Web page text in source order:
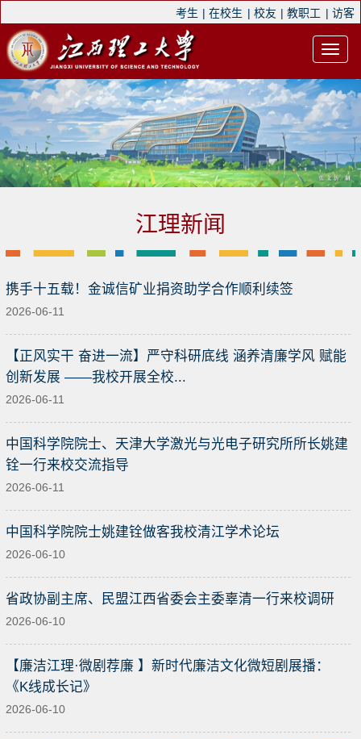
考生 | 在校生 | 校友 | 教职工 | 访客
江理新闻
携手十五载！金诚信矿业捐资助学合作顺利续签
2026-06-11
【正风实干 奋进一流】严守科研底线 涵养清廉学风 赋能
创新发展 ——我校开展全校...
2026-06-11
中国科学院院士、天津大学激光与光电子研究所所长姚建
铨一行来校交流指导
2026-06-11
中国科学院院士姚建铨做客我校清江学术论坛
2026-06-10
省政协副主席、民盟江西省委会主委辜清一行来校调研
2026-06-10
【廉洁江理·微剧荐廉 】新时代廉洁文化微短剧展播：
《K线成长记》
2026-06-10